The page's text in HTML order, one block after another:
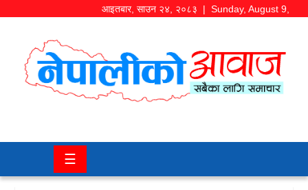
आइतबार, साउन २४, २०८३ | Sunday, August 9,
समाज/
चितवन
☰